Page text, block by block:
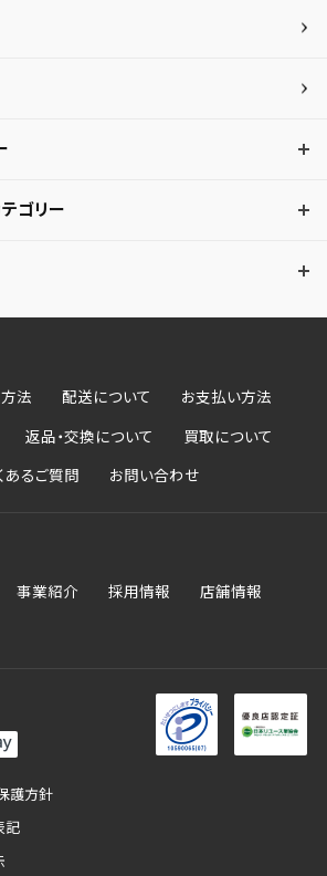
ゴリー
法 配送について お支払い方法
返品・交換について 買取について
あるご質問 お問い合わせ
事業紹介 採用情報 店舗情報
護方針
記